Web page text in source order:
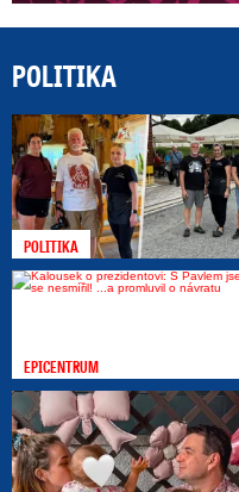
POLITIKA
POLITIKA
EPICENTRUM